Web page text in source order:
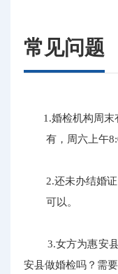
常见问题
1.婚检机构周末
有，周六上午
2.还未办结婚证
可以。
3.女方为惠安县
安县做婚检吗？需